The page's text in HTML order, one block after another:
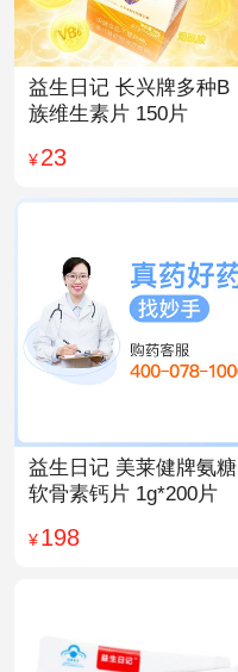
益生日记 长兴牌多种B
族维生素片 150片
¥23
益生日记 美莱健牌氨糖
软骨素钙片 1g*200片
¥198